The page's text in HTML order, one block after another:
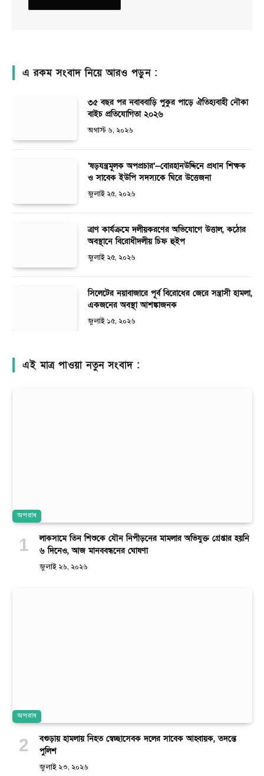
এ রকম সংবাদ নিয়ে আরও পড়ুন :
৩৫ বছর পর নবাববাড়ি পুকুর পাড়ে ঐতিহ্যবাহী নৌকা
বাইচ প্রতিযোগিতা ২০২৬
অগাস্ট ৬, ২০২৬
‘ষড়যন্ত্রমূলক অপপ্রচার’—বোরহানউদ্দিনে প্রধান শিক্ষক
ও সাবেক ইউপি সদস্যকে ঘিরে উত্তেজনা
জুলাই ২৫, ২০২৬
ত্রাণ কার্যক্রমে দলীয়করণের অভিযোগে উত্তাল, কঠোর
অবস্থানে বিরোধীদলীয় চিফ হুইপ
জুলাই ২৫, ২০২৬
সিলেটের নয়াবাজারে পূর্ব বিরোধের জেরে সন্ত্রাসী হামলা,
একজনের অবস্থা আশঙ্কাজনক
জুলাই ১৫, ২০২৬
এই মাত্র পাওয়া নতুন সংবাদ :
অপরাধ
লাকসামে তিন শিশুকে যৌন নিপীড়নের মামলার অভিযুক্ত গ্রেপ্তার হয়নি
৬ দিনেও, আজ মানববন্ধনের ঘোষণা
জুলাই ২৬, ২০২৬
অপরাধ
বগুড়ায় হামলায় নিহত স্বেচ্ছাসেবক দলের সাবেক আহ্বায়ক, তদন্তে
পুলিশ
জুলাই ২৩, ২০২৬